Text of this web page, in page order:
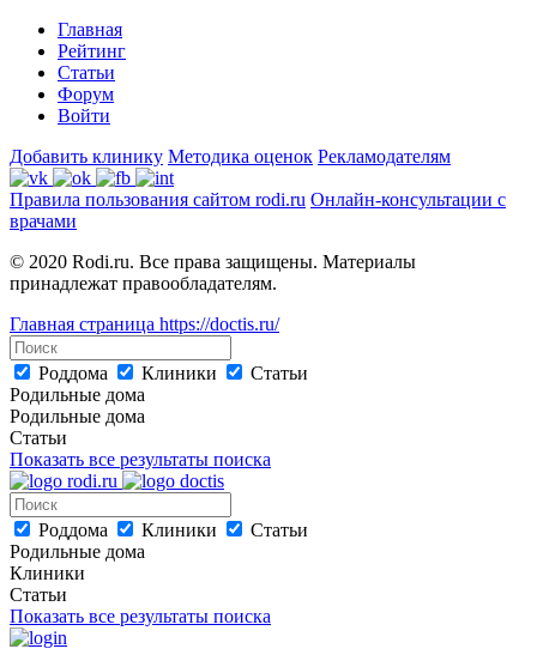
Главная
Рейтинг
Статьи
Форум
Войти
Добавить клинику Методика оценок Рекламодателям
Правила пользования сайтом rodi.ru Онлайн-консультации с
врачами
© 2020 Rodi.ru. Все права защищены. Материалы
принадлежат правообладателям.
Главная страница https://doctis.ru/
Роддома Клиники
Статьи
Родильные дома
Родильные дома
Статьи
Показать все результаты поиска
Роддома Клиники
Статьи
Родильные дома
Клиники
Статьи
Показать все результаты поиска